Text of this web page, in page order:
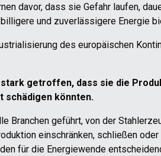
davor, dass sie Gefahr laufen,
und zuverlässigere Energie
des europäischen
getroffen, dass sie die
schädigen könnten.
geführt, von der
einschränken, schließen
für die Energiewende